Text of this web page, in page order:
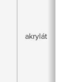
akrylát